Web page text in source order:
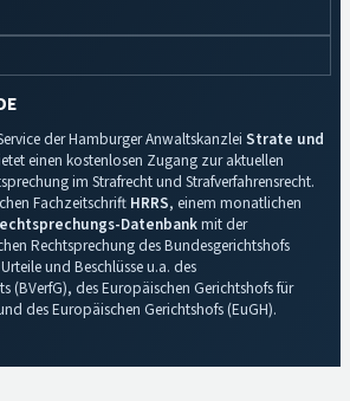
der Hamburger Anwaltskanzlei Strate und
einen kostenlosen Zugang zur aktuellen
im Strafrecht und Strafverfahrensrecht.
Fachzeitschrift HRRS, einem monatlichen
Datenbankmit der
Rechtsprechung des Bundesgerichtshofs
und Beschlüsse u.a. des
(BVerfG), des Europäischen Gerichtshofs für
des Europäischen Gerichtshofs (EuGH).